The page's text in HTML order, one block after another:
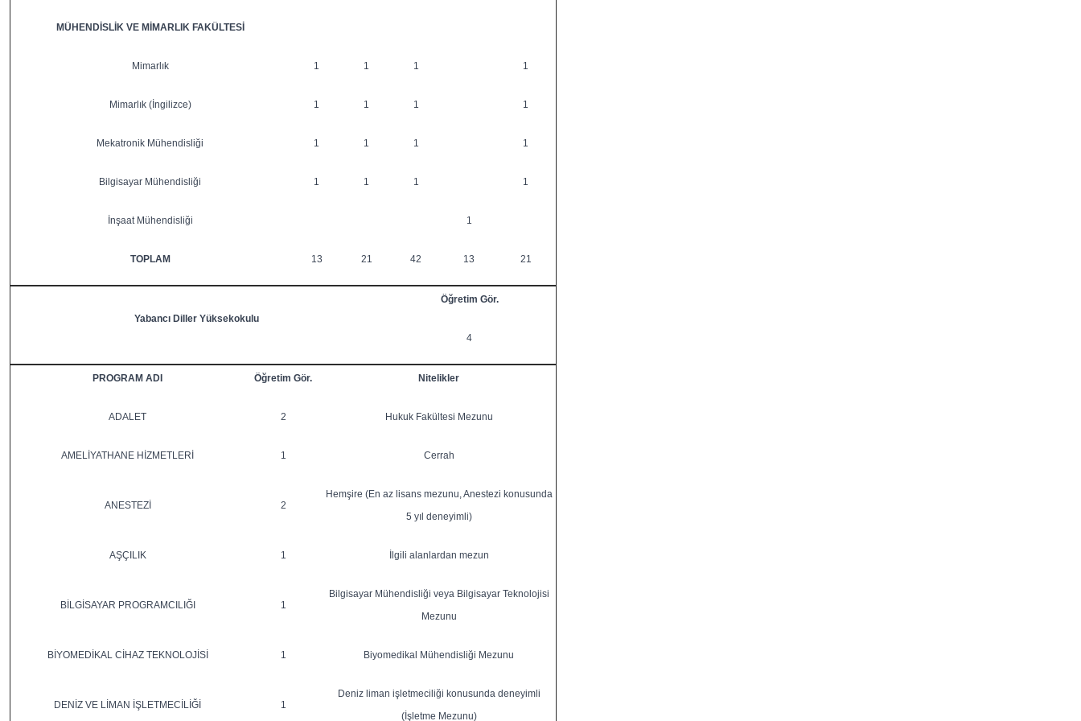
MÜHENDİSLİK VE MİMARLIK FAKÜLTESİ
Mimarlık 1 1 1 1
Mimarlık (İngilizce) 1 1 1 1
Mekatronik Mühendisliği 1 1 1 1
Bilgisayar Mühendisliği 1 1 1 1
İnşaat Mühendisliği 1
TOPLAM 13 21 42 13 21
Yabancı Diller Yüksekokulu
Öğretim Gör.
4
PROGRAM ADI Öğretim Gör. Nitelikler
ADALET 2 Hukuk Fakültesi Mezunu
AMELİYATHANE HİZMETLERİ 1 Cerrah
ANESTEZİ 2
Hemşire (En az lisans mezunu, Anestezi konusunda
5 yıl deneyimli)
AŞÇILIK 1 İlgili alanlardan mezun
BİLGİSAYAR PROGRAMCILIĞI 1
Bilgisayar Mühendisliği veya Bilgisayar Teknolojisi
Mezunu
BİYOMEDİKAL CİHAZ TEKNOLOJİSİ 1 Biyomedikal Mühendisliği Mezunu
DENİZ VE LİMAN İŞLETMECİLİĞİ 1
Deniz liman işletmeciliği konusunda deneyimli
(İşletme Mezunu)